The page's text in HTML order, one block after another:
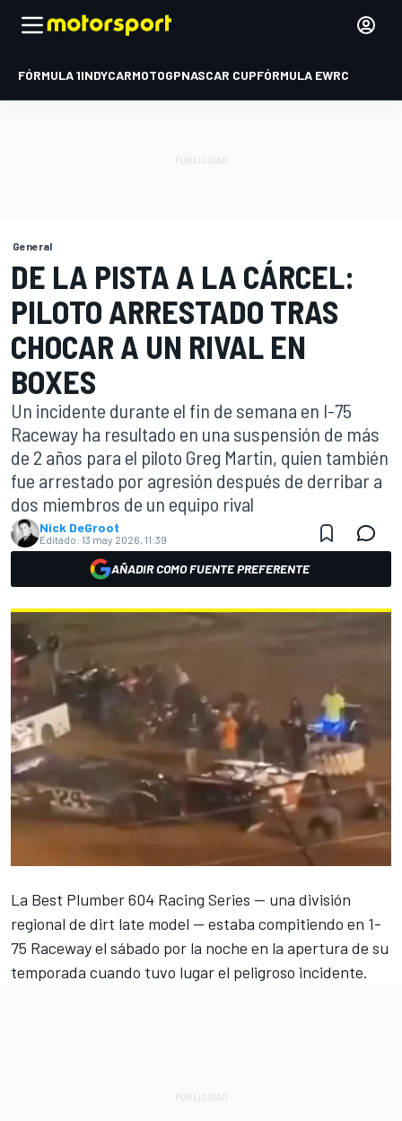
FÓRMULA 1INDYCARMOTOGPNASCAR CUPFÓRMULA EWRC
General
DE LA PISTA A LA CÁRCEL:
PILOTO ARRESTADO TRAS
CHOCAR A UN RIVAL EN
BOXES
Un incidente durante el fin de semana en I-75
Raceway ha resultado en una suspensión de más
de 2 años para el piloto Greg Martin, quien también
fue arrestado por agresión después de derribar a
dos miembros de un equipo rival
Nick DeGroot
Editado: 13 may 2026, 11:39
AÑADIR COMO FUENTE PREFERENTE
La Best Plumber 604 Racing Series -- una división
regional de dirt late model -- estaba compitiendo en 1-
75 Raceway el sábado por la noche en la apertura de su
temporada cuando tuvo lugar el peligroso incidente.